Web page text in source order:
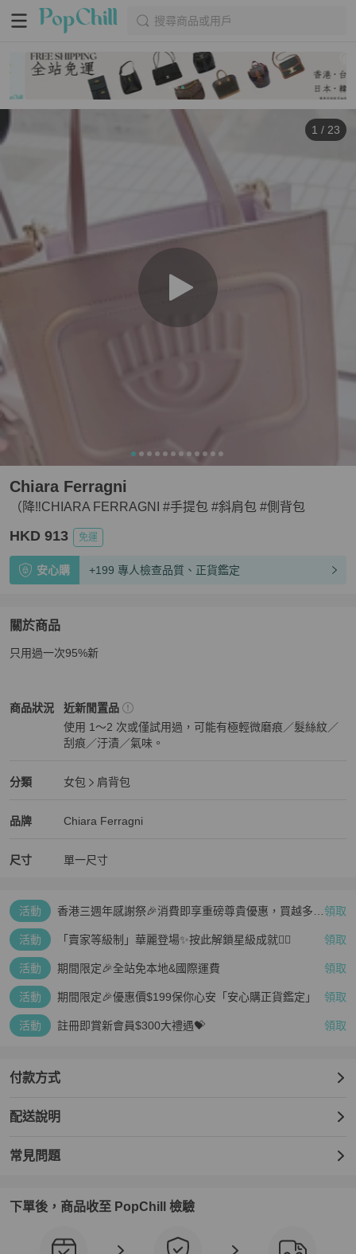
搜尋商品或用戶
1 / 23
（降‼️CHIARA FERRAGNI #手提包 #斜肩包 #側背包
Chiara Ferragni
HKD 913 免運
安心購 +199 專人檢查品質、正貨鑑定
關於商品
關於（降‼️CHIARA FERRAGNI #手提包 #斜肩包 #側背包
只用過一次95%新
商品狀況
Chiara Ferragni女包商品狀態與細節
近新閒置品
使用 1～2 次或僅試用過，可能有極輕微磨痕／髮絲紋／
刮痕／汙漬／氣味。
分類
Chiara Ferragni 女包分類資訊
女包
肩背包
品牌
Chiara Ferragni精品女包品牌介紹
Chiara Ferragni
Chiara Ferragni推薦清單
尺寸 單一尺寸
活動
香港三週年感謝祭🎉消費即享重磅尊貴優惠，買越多、 領取
活動 「賣家等級制」華麗登場✨按此解鎖星級成就👆🏻 領取
活動 期間限定🎉全站免本地&國際運費 領取
活動 期間限定🎉優惠價$199保你心安「安心購正貨鑑定」 領取
活動 註冊即賞新會員$300大禮遇💝 領取
付款方式
配送說明
常見問題
下單後，商品收至 PopChill 檢驗